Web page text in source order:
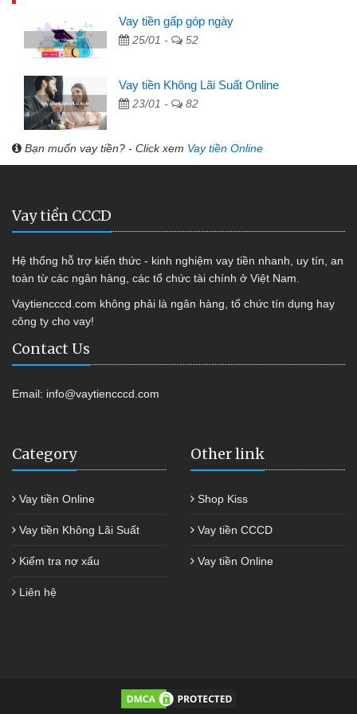
Vay tiền gấp góp ngày
25/01 - 52
Vay tiền Không Lãi Suất Online
23/01 - 82
Bạn muốn vay tiền? - Click xem Vay tiền Online
Vay tiền CCCD
Hệ thống hỗ trợ kiến thức - kinh nghiệm vay tiền nhanh, uy tín, an
toàn từ các ngân hàng, các tổ chức tài chính ở Việt Nam.
Vaytiencccd.com không phải là ngân hàng, tổ chức tín dụng hay
công ty cho vay!
Contact Us
Email: info@vaytiencccd.com
Category
Vay tiền Online
Vay tiền Không Lãi Suất
Kiểm tra nợ xấu
Liên hệ
Other link
Shop Kiss
Vay tiền CCCD
Vay tiền Online